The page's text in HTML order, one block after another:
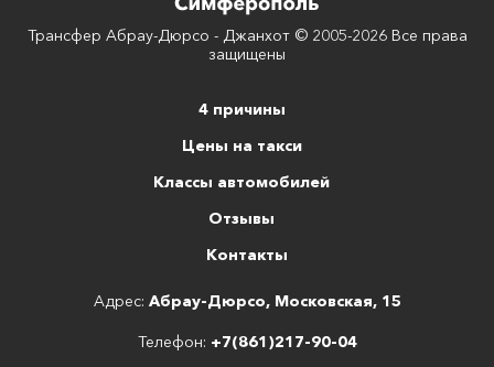
Трансфер Абрау-Дюрсо - Джанхот © 2005-2026 Все права
защищены
4 причины
Цены на такси
Классы автомобилей
Отзывы
Контакты
Адрес: Абрау-Дюрсо, Московская, 15
Телефон: +7(861)217-90-04